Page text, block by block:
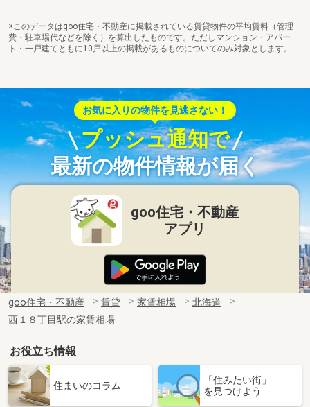
※このデータはgoo住宅・不動産に掲載されている賃貸物件の平均賃料（管理
費・駐車場代などを除く）を算出したものです。ただしマンション・アパー
ト・一戸建てともに10戸以上の掲載があるものについてのみ対象とします。
お気に入りの物件を見逃さない！
プッシュ通知で
最新の物件情報が届く
goo住宅・不動産
アプリ
goo住宅・不動産 賃貸 家賃相場
北海道
西１８丁目駅の家賃相場
お役立ち情報
住まいのコラム
「住みたい街」
を見つけよう